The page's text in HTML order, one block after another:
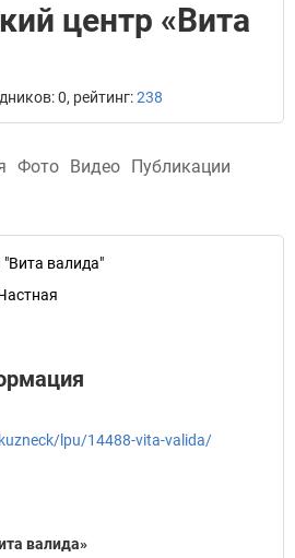
центр «Вита
0, рейтинг:238
Фото Видео Публикации
валида"
lpu/14488-vita-valida/
валида»